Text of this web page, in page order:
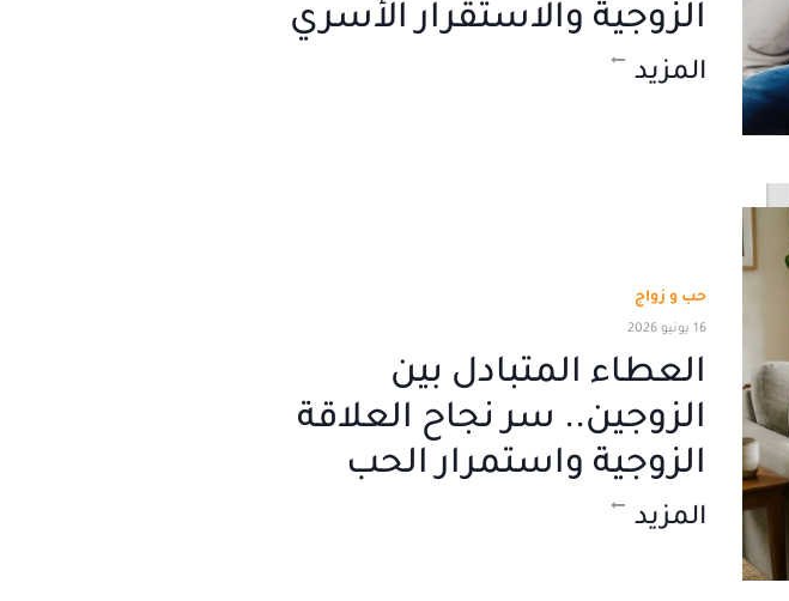
الزوجية والاستقرار الأسري
المزيد
حب و زواج
16 يونيو 2026
العطاء المتبادل بين
الزوجين.. سر نجاح العلاقة
الزوجية واستمرار الحب
المزيد